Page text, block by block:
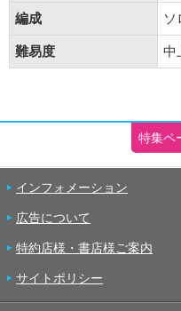
編成 ソ
難易度 中
特集ペ
インフォメーション
広告について
特約店様・書店様ご案内
サイトポリシー